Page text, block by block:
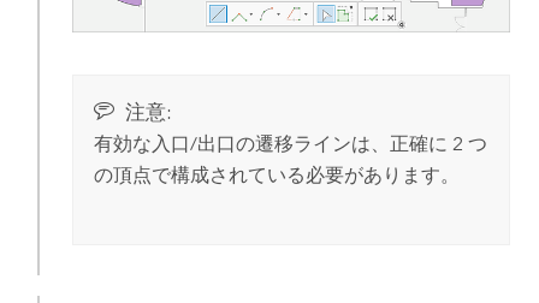
注意:
有効な入口/出口の遷移ラインは、正確に 2 つ
の頂点で構成されている必要があります。